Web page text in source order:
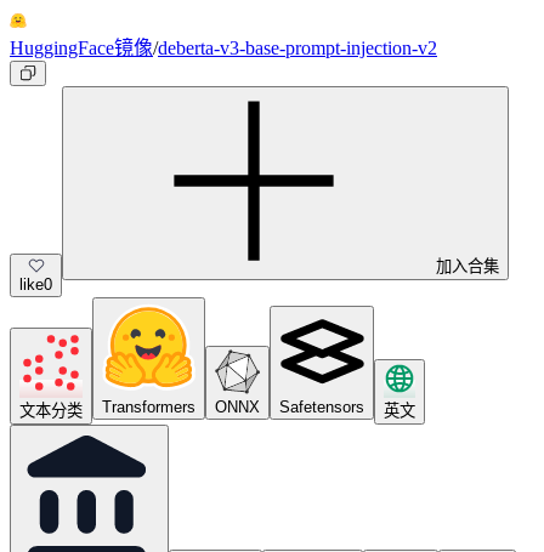
HuggingFace镜像/deberta-v3-base-prompt-injection-v2
like0
加入合集
文本分类 Transformers ONNX Safetensors 英文